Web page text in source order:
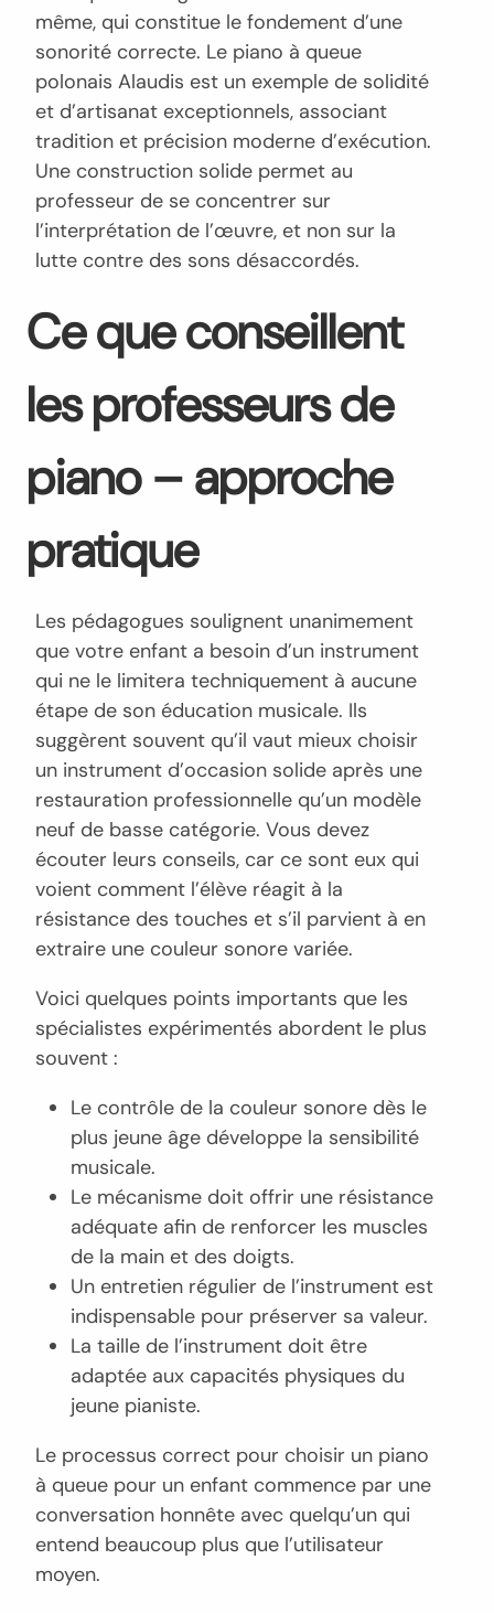
même, qui constitue le fondement d’une
sonorité correcte. Le piano à queue
polonais Alaudis est un exemple de solidité
et d’artisanat exceptionnels, associant
tradition et précision moderne d’exécution.
Une construction solide permet au
professeur de se concentrer sur
l’interprétation de l’œuvre, et non sur la
lutte contre des sons désaccordés.
Ce que conseillent
les professeurs de
piano – approche
pratique
Les pédagogues soulignent unanimement
que votre enfant a besoin d’un instrument
qui ne le limitera techniquement à aucune
étape de son éducation musicale. Ils
suggèrent souvent qu’il vaut mieux choisir
un instrument d’occasion solide après une
restauration professionnelle qu’un modèle
neuf de basse catégorie. Vous devez
écouter leurs conseils, car ce sont eux qui
voient comment l’élève réagit à la
résistance des touches et s’il parvient à en
extraire une couleur sonore variée.
Voici quelques points importants que les
spécialistes expérimentés abordent le plus
souvent :
Le contrôle de la couleur sonore dès le
plus jeune âge développe la sensibilité
musicale.
Le mécanisme doit offrir une résistance
adéquate afin de renforcer les muscles
de la main et des doigts.
Un entretien régulier de l’instrument est
indispensable pour préserver sa valeur.
La taille de l’instrument doit être
adaptée aux capacités physiques du
jeune pianiste.
Le processus correct pour choisir un piano
à queue pour un enfant commence par une
conversation honnête avec quelqu’un qui
entend beaucoup plus que l’utilisateur
moyen.